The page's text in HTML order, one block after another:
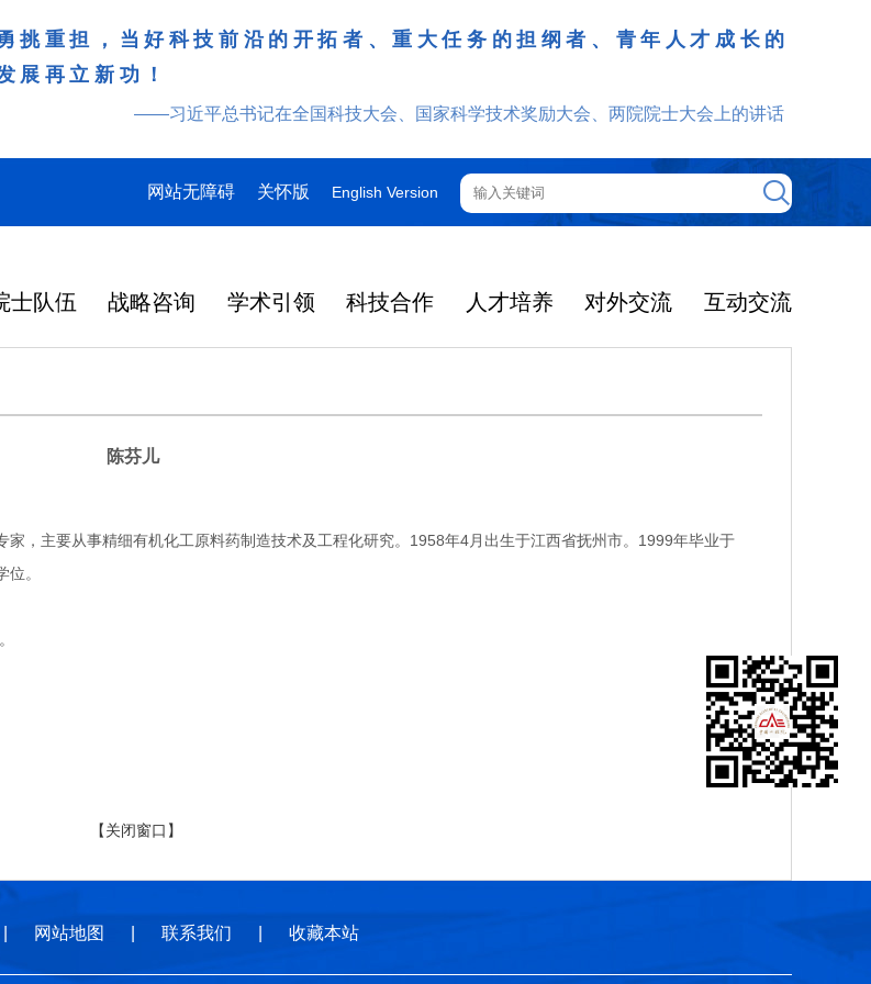
挑重担，当好科技前沿的开拓者、重大任务的担纲者、青年人才成长的
展再立新功！
——习近平总书记在全国科技大会、国家科学技术奖励大会、两院院士大会上的讲话
网站无障碍 关怀版 English Version
士队伍 战略咨询 学术引领 科技合作 人才培养 对外交流 互动交流
陈芬儿
，主要从事精细有机化工原料药制造技术及工程化研究。1958年4月出生于江西省抚州市。1999年毕业于
。
【关闭窗口】
网站地图 联系我们 收藏本站